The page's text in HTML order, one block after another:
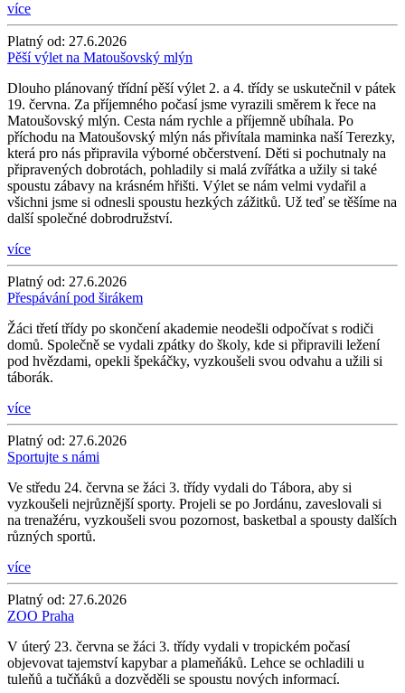
více
Platný od: 27.6.2026
Pěší výlet na Matoušovský mlýn
Dlouho plánovaný třídní pěší výlet 2. a 4. třídy se uskutečnil v pátek
19. června. Za příjemného počasí jsme vyrazili směrem k řece na
Matoušovský mlýn. Cesta nám rychle a příjemně ubíhala. Po
příchodu na Matoušovský mlýn nás přivítala maminka naší Terezky,
která pro nás připravila výborné občerstvení. Děti si pochutnaly na
připravených dobrotách, pohladily si malá zvířátka a užily si také
spoustu zábavy na krásném hřišti. Výlet se nám velmi vydařil a
všichni jsme si odnesli spoustu hezkých zážitků. Už teď se těšíme na
další společné dobrodružství.
více
Platný od: 27.6.2026
Přespávání pod širákem
Žáci třetí třídy po skončení akademie neodešli odpočívat s rodiči
domů. Společně se vydali zpátky do školy, kde si připravili ležení
pod hvězdami, opekli špekáčky, vyzkoušeli svou odvahu a užili si
táborák.
více
Platný od: 27.6.2026
Sportujte s námi
Ve středu 24. června se žáci 3. třídy vydali do Tábora, aby si
vyzkoušeli nejrůznější sporty. Projeli se po Jordánu, zaveslovali si
na trenažéru, vyzkoušeli svou pozornost, basketbal a spousty dalších
různých sportů.
více
Platný od: 27.6.2026
ZOO Praha
V úterý 23. června se žáci 3. třídy vydali v tropickém počasí
objevovat tajemství kapybar a plameňáků. Lehce se ochladili u
tuleňů a tučňáků a dozvěděli se spoustu nových informací.